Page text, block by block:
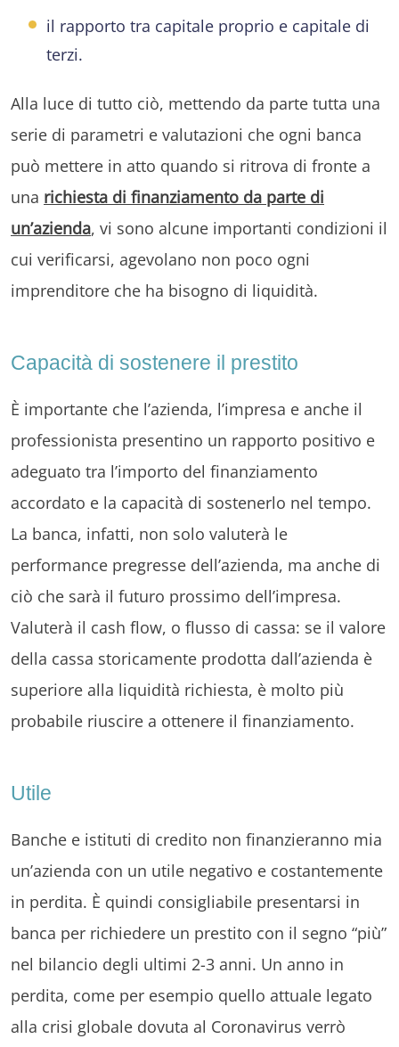
il rapporto tra capitale proprio e capitale di
terzi.
Alla luce di tutto ciò, mettendo da parte tutta una
serie di parametri e valutazioni che ogni banca
può mettere in atto quando si ritrova di fronte a
una richiesta di finanziamento da parte di
un’azienda, vi sono alcune importanti condizioni il
cui verificarsi, agevolano non poco ogni
imprenditore che ha bisogno di liquidità.
Capacità di sostenere il prestito
È importante che l’azienda, l’impresa e anche il
professionista presentino un rapporto positivo e
adeguato tra l’importo del finanziamento
accordato e la capacità di sostenerlo nel tempo.
La banca, infatti, non solo valuterà le
performance pregresse dell’azienda, ma anche di
ciò che sarà il futuro prossimo dell’impresa.
Valuterà il cash flow, o flusso di cassa: se il valore
della cassa storicamente prodotta dall’azienda è
superiore alla liquidità richiesta, è molto più
probabile riuscire a ottenere il finanziamento.
Utile
Banche e istituti di credito non finanzieranno mia
un’azienda con un utile negativo e costantemente
in perdita. È quindi consigliabile presentarsi in
banca per richiedere un prestito con il segno “più”
nel bilancio degli ultimi 2-3 anni. Un anno in
perdita, come per esempio quello attuale legato
alla crisi globale dovuta al Coronavirus verrò